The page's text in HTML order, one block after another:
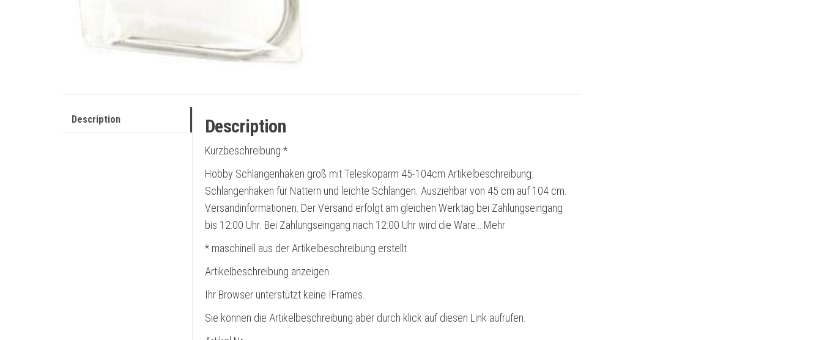
Description Description
Kurzbeschreibung *
Hobby Schlangenhaken groß mit Teleskoparm 45-104cm Artikelbeschreibung:
Schlangenhaken für Nattern und leichte Schlangen. Ausziehbar von 45 cm auf 104 cm.
Versandinformationen: Der Versand erfolgt am gleichen Werktag bei Zahlungseingang
bis 12:00 Uhr. Bei Zahlungseingang nach 12:00 Uhr wird die Ware… Mehr
* maschinell aus der Artikelbeschreibung erstellt
Artikelbeschreibung anzeigen
Ihr Browser unterstützt keine IFrames.
Sie können die Artikelbeschreibung aber durch klick auf diesen Link aufrufen.